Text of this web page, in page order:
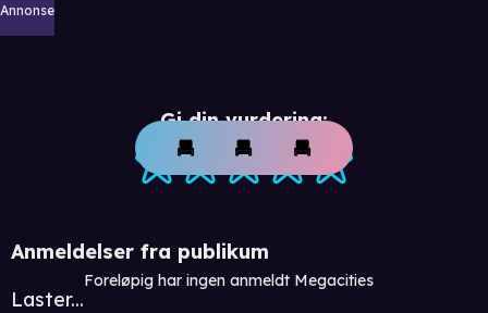
Annonse
Gi din vurdering:
Anmeldelser fra publikum
Laster...
Foreløpig har ingen anmeldt Megacities